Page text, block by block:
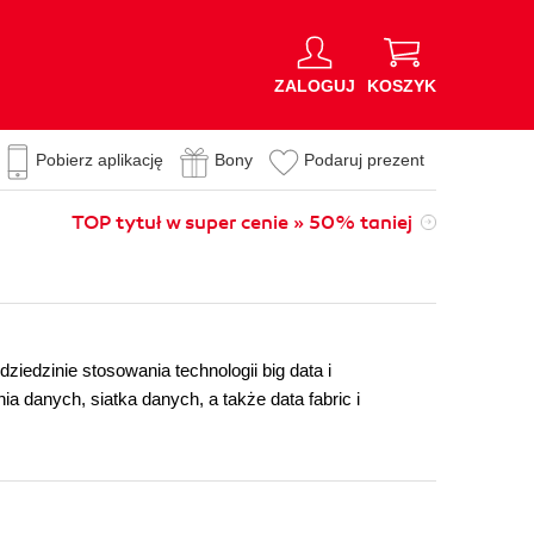
ZALOGUJ KOSZYK
Pobierz aplikację Bony Podaruj prezent
TOP tytuł w super cenie » 50% taniej
stosowania technologii big data i
danych, siatka danych, a także data fabric i